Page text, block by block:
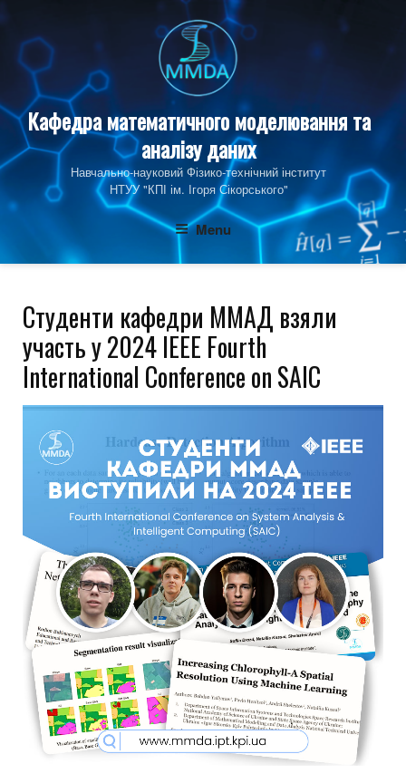
content
Кафедра математичного моделювання та
аналізу даних
Навчально-науковий Фізико‑технічний інститут
НТУУ "КПІ ім. Ігоря Сікорського"
Menu
Студенти кафедри ММАД взяли
участь у 2024 IEEE Fourth
International Conference on SAIC